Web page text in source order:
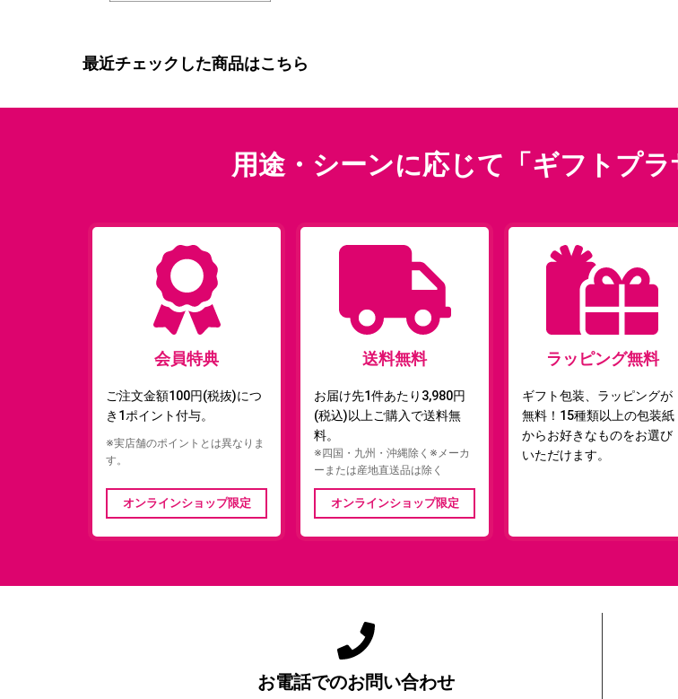
最近チェックした商品はこちら
用途・シーンに応じて「ギフトプ
会員特典
ご注文金額100円(税抜)につ
き1ポイント付与。
※実店舗のポイントとは異なりま
す。
オンラインショップ限定
送料無料
お届け先1件あたり3,980円
(税込)以上ご購入で送料無
料。
※四国・九州・沖縄除く※メーカ
ーまたは産地直送品は除く
オンラインショップ限定
ラッピング無料
ギフト包装、ラッピングが
無料！15種類以上の包装紙
からお好きなものをお選び
いただけます。
お電話でのお問い合わせ